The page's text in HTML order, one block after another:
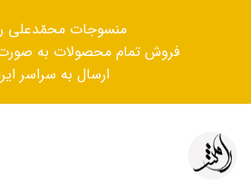
منسوجات محمّدعلی
فروش تمام محصولات به
ارسال به سراسر